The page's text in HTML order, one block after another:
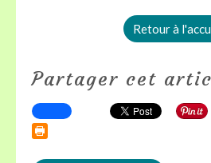
Retour à
Partager cet